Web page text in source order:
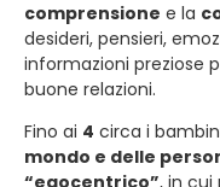
comprensione e la
desideri, pensieri,
informazioni preziose
buone relazioni.
Fino ai 4 circa i
mondo e delle
“egocentrico”, in cui